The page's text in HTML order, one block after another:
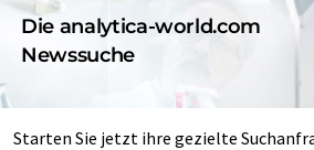
Die analytica-world.com
Newssuche
Starten Sie jetzt ihre gezielte